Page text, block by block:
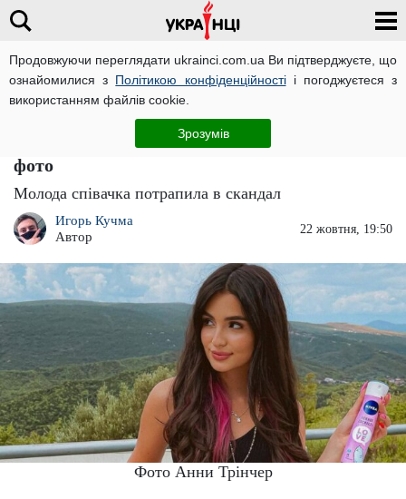
Продовжуючи переглядати ukrainci.com.ua Ви підтверджуєте, що
ознайомилися з Політикою конфіденційностіі погоджуєтеся з
використанням файлів cookie.
Зрозумів
"Ж*па, ц*цьки і піпірка": співачка Анна
Трінчер потрапила в скандал за відверті
фото
Молода співачка потрапила в скандал
Игорь Кучма
Автор
22 жовтня, 19:50
Фото Анни Трінчер